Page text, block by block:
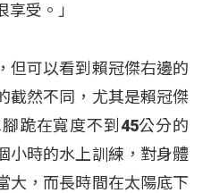
受。」
但可以看到賴冠傑右邊的
截然不同，尤其是賴冠傑
跪在寬度不到45公分的
小時的水上訓練，對身體
大，而長時間在太陽底下